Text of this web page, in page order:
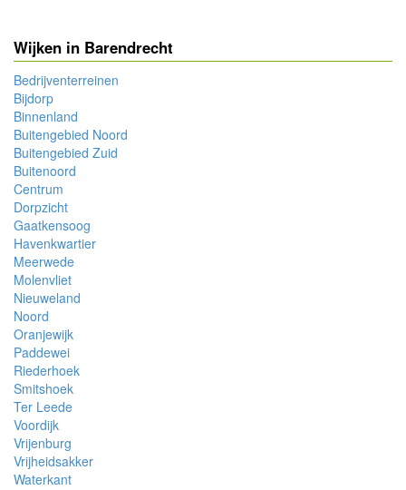
Wijken in Barendrecht
Bedrijventerreinen
Bijdorp
Binnenland
Buitengebied Noord
Buitengebied Zuid
Buitenoord
Centrum
Dorpzicht
Gaatkensoog
Havenkwartier
Meerwede
Molenvliet
Nieuweland
Noord
Oranjewijk
Paddewei
Riederhoek
Smitshoek
Ter Leede
Voordijk
Vrijenburg
Vrijheidsakker
Waterkant